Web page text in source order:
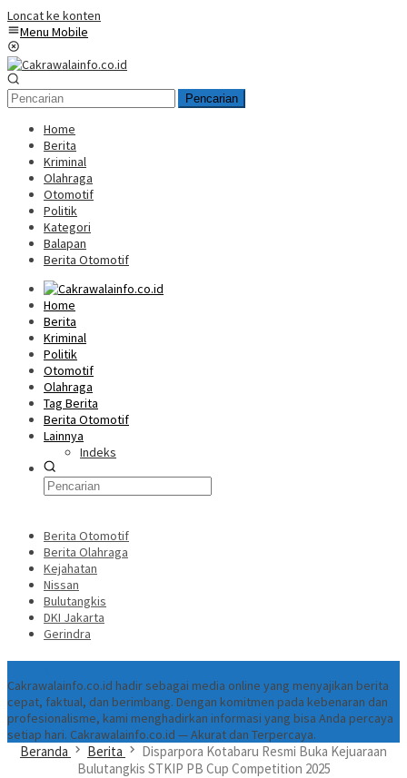
Loncat ke konten
Menu Mobile
Pencarian
Home
Berita
Kriminal
Olahraga
Otomotif
Politik
Kategori
Balapan
Berita Otomotif
Home
Berita
Kriminal
Politik
Otomotif
Olahraga
Tag Berita
Berita Otomotif
Lainnya
Indeks
Berita Otomotif
Berita Olahraga
Kejahatan
Nissan
Bulutangkis
DKI Jakarta
Gerindra
Cakrawalainfo.co.id hadir sebagai media online yang menyajikan berita
cepat, faktual, dan berimbang. Dengan komitmen pada kebenaran dan
profesionalisme, kami menghadirkan informasi yang bisa Anda percaya
setiap hari. Cakrawalainfo.co.id — Akurat dan Terpercaya.
Beranda Berita
Disparpora Kotabaru Resmi Buka Kejuaraan
Bulutangkis STKIP PB Cup Competition 2025